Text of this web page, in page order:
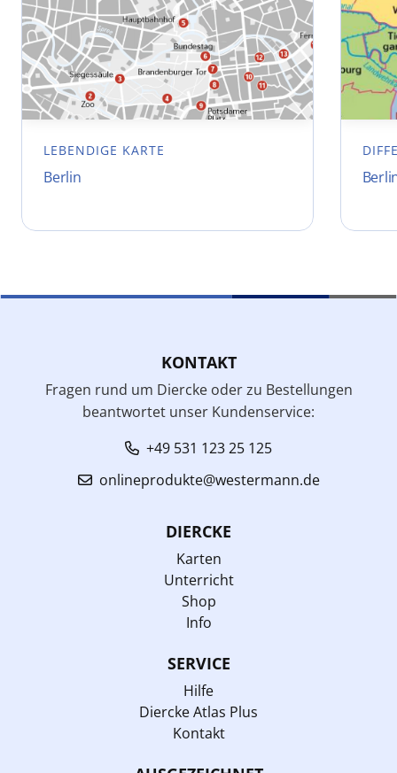
LEBENDIGE KARTE
Berlin
KONTAKT
Fragen rund um Diercke oder zu Bestellungen
beantwortet unser Kundenservice:
+49 531 123 25 125
onlineprodukte@westermann.de
DIERCKE
Karten
Unterricht
Shop
Info
SERVICE
Hilfe
Diercke Atlas Plus
Kontakt